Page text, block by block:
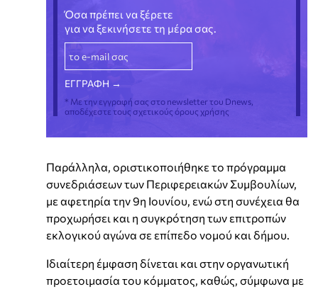
Όσα πρέπει να ξέρετε
για να ξεκινήσετε τη μέρα σας.
* Με την εγγραφή σας στο newsletter του Dnews,
αποδέχεστε τους σχετικούς όρους χρήσης
Παράλληλα, οριστικοποιήθηκε το πρόγραμμα
συνεδριάσεων των Περιφερειακών Συμβουλίων,
με αφετηρία την 9η Ιουνίου, ενώ στη συνέχεια θα
προχωρήσει και η συγκρότηση των επιτροπών
εκλογικού αγώνα σε επίπεδο νομού και δήμου.
Ιδιαίτερη έμφαση δίνεται και στην οργανωτική
προετοιμασία του κόμματος, καθώς, σύμφωνα με